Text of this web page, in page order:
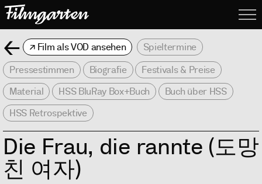
Zurück
Film als VOD ansehen
Spieltermine
Pressestimmen
Biografie
Festivals & Preise
Material
HSS BluRay Box+Buch
Buch über HSS
HSS Retrospektive
Die Frau, die rannte (도망
친 여자)